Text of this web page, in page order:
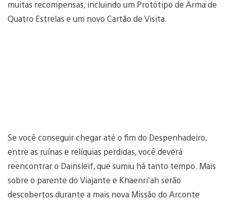
muitas recompensas, incluindo um Protótipo de Arma de
Quatro Estrelas e um novo Cartão de Visita.
Se você conseguir chegar até o fim do Despenhadeiro,
entre as ruínas e relíquias perdidas, você deverá
reencontrar o Dainsleif, que sumiu há tanto tempo. Mais
sobre o parente do Viajante e Khaenri’ah serão
descobertos durante a mais nova Missão do Arconte